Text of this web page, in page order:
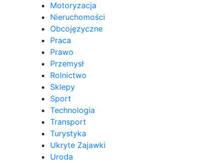
Motoryzacja
Nieruchomości
Obcojęzyczne
Praca
Prawo
Przemysł
Rolnictwo
Sklepy
Sport
Technologia
Transport
Turystyka
Ukryte Zajawki
Uroda